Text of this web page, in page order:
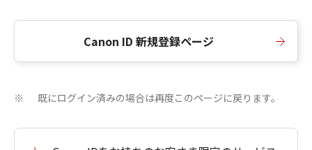
Canon ID 新規登録ページ
※ 既にログイン済みの場合は再度このページに戻ります。